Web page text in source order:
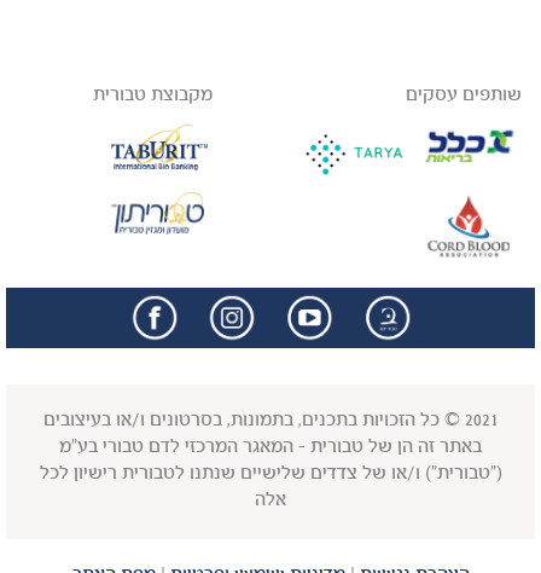
שותפים עסקים מקבוצת טבורית
2021 © כל הזכויות בתכנים, בתמונות, בסרטונים ו/או בעיצובים
באתר זה הן של טבורית - המאגר המרכזי לדם טבורי בע"מ
("טבורית") ו/או של צדדים שלישיים שנתנו לטבורית רישיון לכל
אלה